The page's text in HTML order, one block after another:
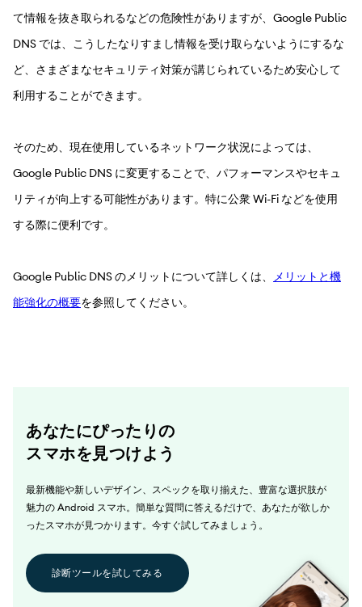
て情報を抜き取られるなどの危険性がありますが、Google Public
DNS では、こうしたなりすまし情報を受け取らないようにするな
ど、さまざまなセキュリティ対策が講じられているため安心して
利用することができます。
そのため、現在使用しているネットワーク状況によっては、
Google Public DNS に変更することで、パフォーマンスやセキュ
リティが向上する可能性があります。特に公衆 Wi-Fi などを使用
する際に便利です。
Google Public DNS のメリットについて詳しくは、
メリットと機
能強化の概要を参照してください。
あなたにぴったりの
スマホを見つけよう
最新機能や新しいデザイン、スペックを取り揃えた、豊富な選択肢が
魅力の Android スマホ。簡単な質問に答えるだけで、あなたが欲しか
ったスマホが見つかります。今すぐ試してみましょう。
診断ツールを試してみる